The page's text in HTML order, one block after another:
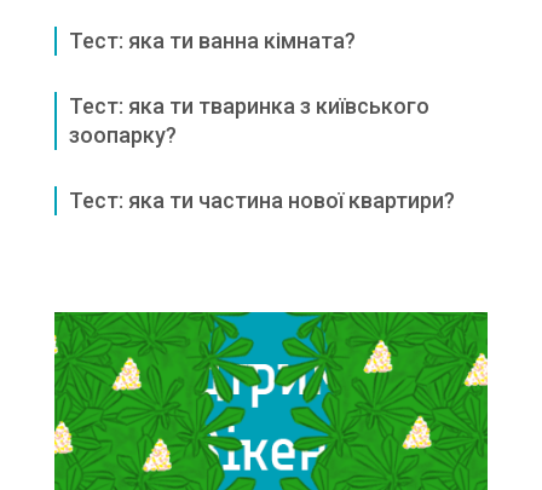
Тест: яка ти ванна кімната?
Тест: яка ти тваринка з київського
зоопарку?
Тест: яка ти частина нової квартири?